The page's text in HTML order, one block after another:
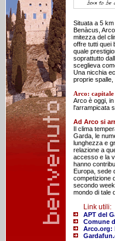
Situata a 5
Benàcus,
mitezza del
offre tutti quei
quale
soprattutto
sceglieva
Una nicchia
proprie
Arco:
Arco è oggi,
l'arrampicata
Ad Arco si
Il clima
Garda, le
lunghezza e
relazione a
accesso e la
hanno
Europa, sede
competizione
secondo
mondo di tale
Link utili:
APT del
Comune
Arco.org: